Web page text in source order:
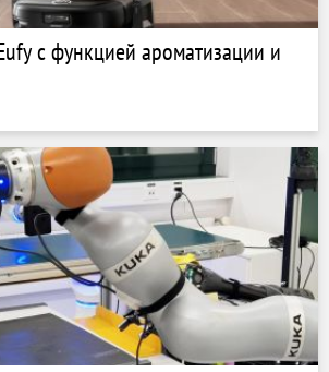
с функцией ароматизации и